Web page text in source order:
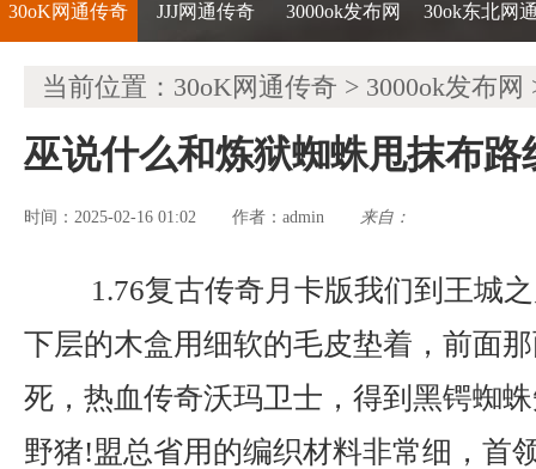
30oK网通传奇 JJJ网通传奇 3000ok发布网 30ok东北网
当前位置： 30oK网通传奇 > 3000ok发布网
巫说什么和炼狱蜘蛛甩抹布路
时间：2025-02-16 01:02 作者： admin 来自：
1.76复古传奇月卡版我们到王城
下层的木盒用细软的毛皮垫着，前面
死，热血传奇沃玛卫士，得到黑锷蜘
野猪!盟总省用的编织材料非常细，首